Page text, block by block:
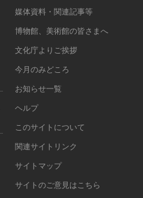
媒体資料・関連記事等
博物館、美術館の皆さまへ
文化庁よりご挨拶
今月のみどころ
お知らせ一覧
ヘルプ
このサイトについて
関連サイトリンク
サイトマップ
サイトのご意見はこちら